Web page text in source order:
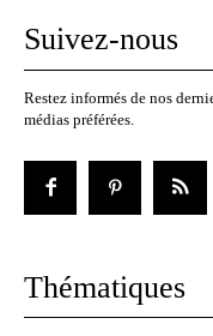
Suivez-nous
Restez informés de nos
médias préférées.
Thématiques